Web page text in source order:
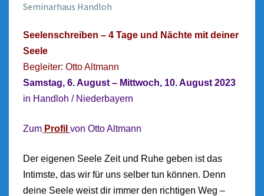
Seminarhaus Handloh
Seelenschreiben – 4 Tage und Nächte mit deiner
Seele
Begleiter: Otto Altmann
Samstag, 6. August – Mittwoch, 10. August 2023
in Handloh / Niederbayern
Zum Profi von Otto Altmann
Der eigenen Seele Zeit und Ruhe geben ist das
Intimste, das wir für uns selber tun können. Denn
deine Seele weist dir immer den richtigen Weg –